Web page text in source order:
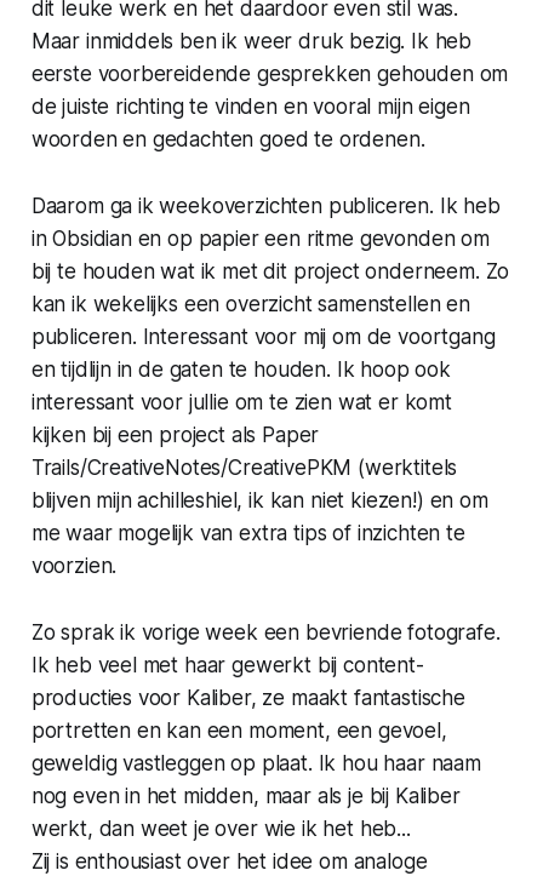
dit leuke werk en het daardoor even stil was.
Maar inmiddels ben ik weer druk bezig. Ik heb
eerste voorbereidende gesprekken gehouden om
de juiste richting te vinden en vooral mijn eigen
woorden en gedachten goed te ordenen.
Daarom ga ik weekoverzichten publiceren. Ik heb
in Obsidian en op papier een ritme gevonden om
bij te houden wat ik met dit project onderneem. Zo
kan ik wekelijks een overzicht samenstellen en
publiceren. Interessant voor mij om de voortgang
en tijdlijn in de gaten te houden. Ik hoop ook
interessant voor jullie om te zien wat er komt
kijken bij een project als Paper
Trails/CreativeNotes/CreativePKM (werktitels
blijven mijn achilleshiel, ik kan niet kiezen!) en om
me waar mogelijk van extra tips of inzichten te
voorzien.
Zo sprak ik vorige week een bevriende fotografe.
Ik heb veel met haar gewerkt bij content-
producties voor Kaliber, ze maakt fantastische
portretten en kan een moment, een gevoel,
geweldig vastleggen op plaat. Ik hou haar naam
nog even in het midden, maar als je bij Kaliber
werkt, dan weet je over wie ik het heb...
Zij is enthousiast over het idee om analoge